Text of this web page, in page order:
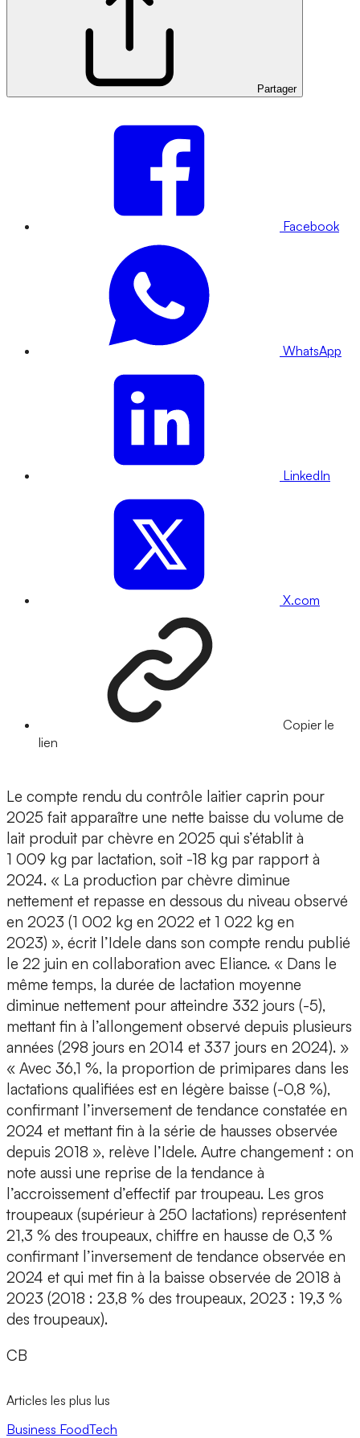
Partager
Facebook
WhatsApp
LinkedIn
X.com
Copier le
lien
Le compte rendu du contrôle laitier caprin pour
2025 fait apparaître une nette baisse du volume de
lait produit par chèvre en 2025 qui s’établit à
1 009 kg par lactation, soit -18 kg par rapport à
2024. « La production par chèvre diminue
nettement et repasse en dessous du niveau observé
en 2023 (1 002 kg en 2022 et 1 022 kg en
2023) », écrit l’Idele dans son compte rendu publié
le 22 juin en collaboration avec Eliance. « Dans le
même temps, la durée de lactation moyenne
diminue nettement pour atteindre 332 jours (-5),
mettant fin à l’allongement observé depuis plusieurs
années (298 jours en 2014 et 337 jours en 2024). »
« Avec 36,1 %, la proportion de primipares dans les
lactations qualifiées est en légère baisse (-0,8 %),
confirmant l’inversement de tendance constatée en
2024 et mettant fin à la série de hausses observée
depuis 2018 », relève l’Idele. Autre changement : on
note aussi une reprise de la tendance à
l’accroissement d’effectif par troupeau. Les gros
troupeaux (supérieur à 250 lactations) représentent
21,3 % des troupeaux, chiffre en hausse de 0,3 %
confirmant l’inversement de tendance observée en
2024 et qui met fin à la baisse observée de 2018 à
2023 (2018 : 23,8 % des troupeaux, 2023 : 19,3 %
des troupeaux).
CB
Articles les plus lus
Business FoodTech